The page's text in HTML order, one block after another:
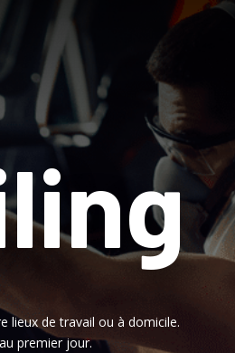
lieux de travail ou à domicile.
premier jour.